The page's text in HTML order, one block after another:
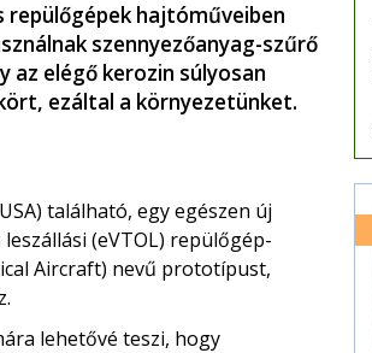
repülőgépek hajtóműveiben
szennyezőanyag-szűrő
az elégő kerozin súlyosan
ezáltal a környezetünket.
található, egy egészen új
(eVTOL) repülőgép-
Aircraft) nevű prototípust,
lehetővé teszi, hogy